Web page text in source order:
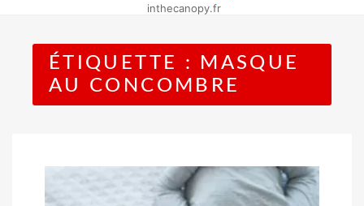
inthecanopy.fr
ÉTIQUETTE :
MASQUE
AU CONCOMBRE